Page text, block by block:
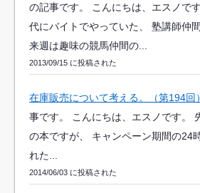
の記事です。 こんにちは、エスノで
代にバイトでやっていた、 塾講師仲
来週は趣味の競馬仲間の...
2013/09/15 に投稿された
在庫販売について考える。（第194回）
事です。 こんにちは、エスノです。
の本ですが、 キャンペーン期間の24
れた...
2014/06/03 に投稿された